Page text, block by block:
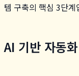
템 구축의 핵심 3단계
AI 기반 자동